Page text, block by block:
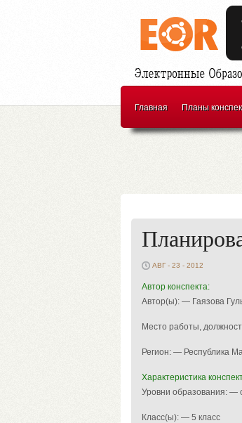
Главная Планы
АВГ - 23 - 2012
Автор конспекта:
Автор(ы): — Гаязова
Место работы,
Регион: — Республика
Характеристика
Уровни образования: —
Класс(ы): — 5 класс